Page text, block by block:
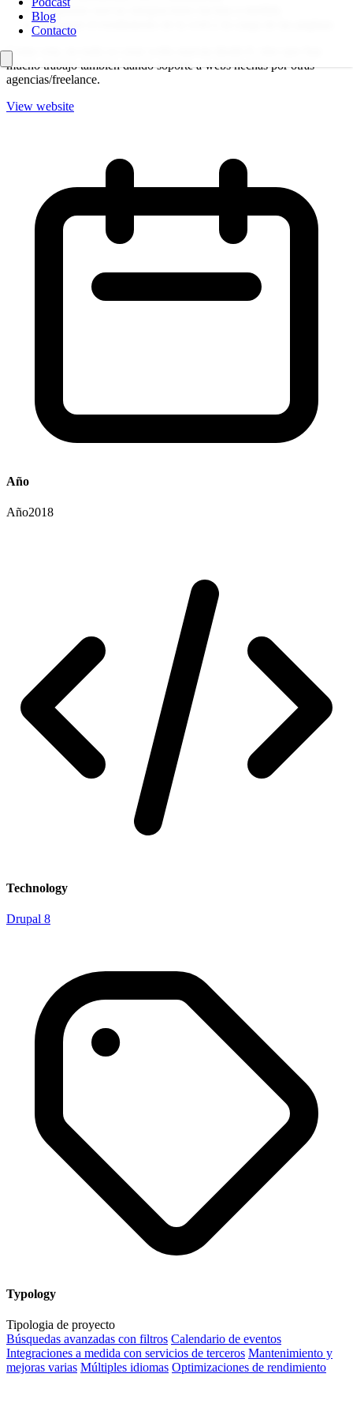
Blog
Contacto
programar nuevas integraciones hechas a medida
optimizar el rendimiento de la web y la carga de las paginas
Como veis, no todo es crear webs nuevas desde 0, sino que hay
mucho trabajo también dando soporte a webs hechas por otras
agencias/freelance.
View website
Año
Año2018
Technology
Drupal 8
Typology
Tipologia de proyecto
Búsquedas avanzadas con filtros Calendario de eventos
Integraciones a medida con servicios de terceros Mantenimiento y
mejoras varias Múltiples idiomas Optimizaciones de rendimiento